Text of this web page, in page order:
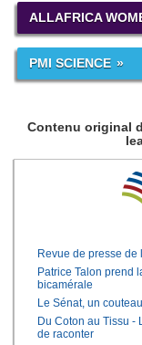
ALLAFRICA
PMI SCIENCE
Contenu original
Revue de presse
Patrice Talon prend
bicamérale
Le Sénat, un
Du Coton au Tissu -
de raconter